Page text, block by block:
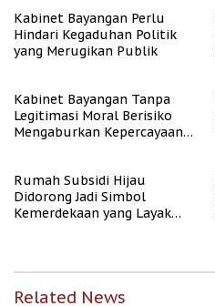
Kabinet Bayangan Perlu
Hindari Kegaduhan Politik
yang Merugikan Publik
Kabinet Bayangan Tanpa
Legitimasi Moral Berisiko
Mengaburkan Kepercayaan
Rumah Subsidi Hijau
Didorong Jadi Simbol
Kemerdekaan yang Layak
Related News